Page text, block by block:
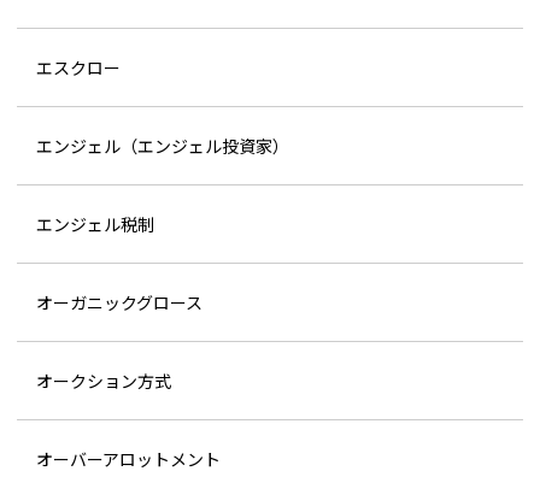
エスクロー
エンジェル（エンジェル投資家）
エンジェル税制
オーガニックグロース
オークション方式
オーバーアロットメント